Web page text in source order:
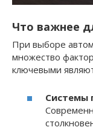
Что важнее
При выборе
множество
ключевыми
Системы